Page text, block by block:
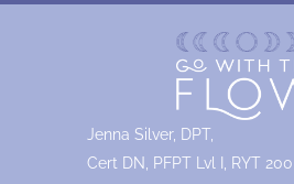
Jenna Silver, DPT,
Cert DN, PFPT Lvl I, RYT 200